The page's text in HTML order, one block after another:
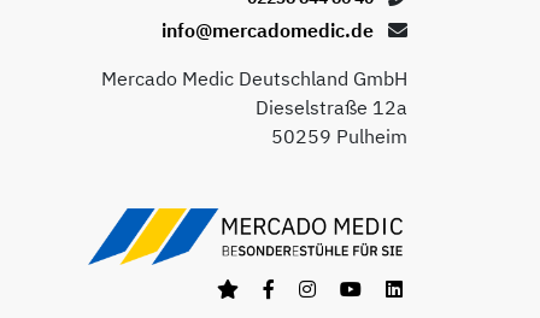
info@mercadomedic.de
Mercado Medic Deutschland GmbH
Dieselstraße 12a
50259 Pulheim